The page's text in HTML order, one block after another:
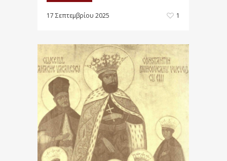
17 Σεπτεμβρίου 2025 1